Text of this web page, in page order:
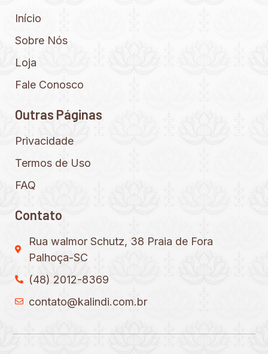
Início
Sobre Nós
Loja
Fale Conosco
Outras Páginas
Privacidade
Termos de Uso
FAQ
Contato
Rua walmor Schutz, 38 Praia de Fora
Palhoça-SC
(48) 2012-8369
contato@kalindi.com.br